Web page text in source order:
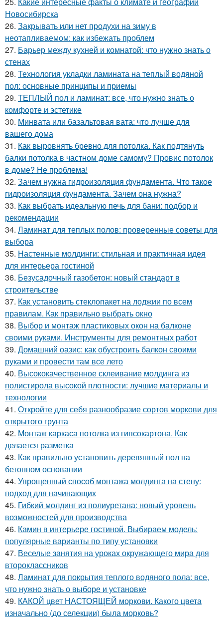
Новосибирска
26. Закрывать или нет продухи на зиму в
неотапливаемом: как избежать проблем
27. Барьер между кухней и комнатой: что нужно знать о
стенах
28. Технология укладки ламината на теплый водяной
пол: основные принципы и приемы
29. ТЕПЛЫЙ пол и ламинат: все, что нужно знать о
комфорте и эстетике
30. Минвата или базальтовая вата: что лучше для
вашего дома
31. Как выровнять бревно для потолка. Как подтянуть
балки потолка в частном доме самому? Провис потолок
в доме? Не проблема!
32. Зачем нужна гидроизоляция фундамента. Что такое
гидроизоляция фундамента. Зачем она нужна?
33. Как выбрать идеальную печь для бани: подбор и
рекомендации
34. Ламинат для теплых полов: проверенные советы для
выбора
35. Настенные молдинги: стильная и практичная идея
для интерьера гостиной
36. Безусадочный газобетон: новый стандарт в
строительстве
37. Как установить стеклопакет на лоджии по всем
правилам. Как правильно выбрать окно
38. Выбор и монтаж пластиковых окон на балконе
своими руками. Инструменты для ремонтных работ
39. Домашний оазис: как обустроить балкон своими
руками и провести там все лето
40. Высококачественное склеивание молдинга из
полистирола высокой плотности: лучшие материалы и
технологии
41. Откройте для себя разнообразие сортов моркови для
открытого грунта
42. Монтаж каркаса потолка из гипсокартона. Как
делается разметка
43. Как правильно установить деревянный пол на
бетонном основании
44. Упрощенный способ монтажа молдинга на стену:
подход для начинающих
45. Гибкий молдинг из полиуретана: новый уровень
возможностей для производства
46. Камин в интерьере гостиной. Выбираем модель:
популярные варианты по типу установки
47. Веселые занятия на уроках окружающего мира для
второклассников
48. Ламинат для покрытия теплого водяного пола: все,
что нужно знать о выборе и установке
49. КАКОЙ цвет НАСТОЯЩЕЙ моркови. Какого цвета
изначально (до селекции) была морковь?